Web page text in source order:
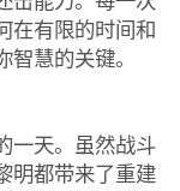
在有限的时间和
慧的关键。
一天。虽然战斗
明都带来了重建